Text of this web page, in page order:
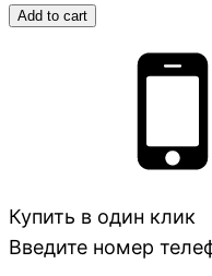
Add to cart
Купить в один клик
Введите номер